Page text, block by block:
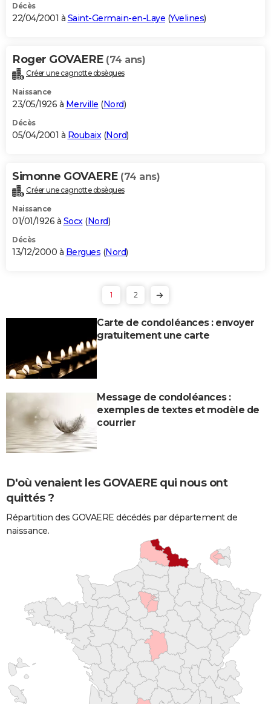
Décès
22/04/2001 à Saint-Germain-en-Laye (Yvelines)
Roger GOVAERE (74 ans)
Créer une cagnotte obsèques
Naissance
23/05/1926 à Merville (Nord)
Décès
05/04/2001 à Roubaix(Nord)
Simonne GOVAERE (74 ans)
Créer une cagnotte obsèques
Naissance
01/01/1926 à Socx (Nord)
Décès
13/12/2000 à Bergues (Nord)
1 2
Carte de condoléances : envoyer
gratuitement une carte
Message de condoléances :
exemples de textes et modèle de
courrier
D'où venaient les GOVAERE qui nous ont
quittés ?
Répartition des GOVAERE décédés par département de
naissance.